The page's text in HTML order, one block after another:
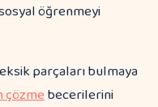
öğrenmeyi
parçaları bulmaya
çözmebecerilerini